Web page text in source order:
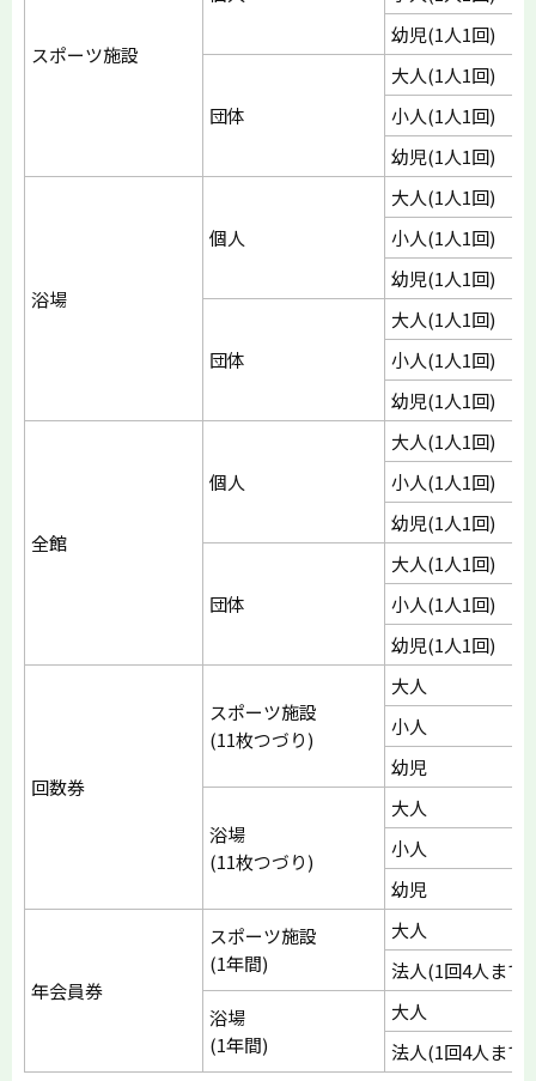
スポーツ施設
幼児(1人1回)
団体
大人(1人1回)
小人(1人1回)
幼児(1人1回)
浴場
個人
大人(1人1回)
小人(1人1回)
幼児(1人1回)
団体
大人(1人1回)
小人(1人1回)
幼児(1人1回)
全館
個人
大人(1人1回)
小人(1人1回)
幼児(1人1回)
団体
大人(1人1回)
小人(1人1回)
幼児(1人1回)
回数券
スポーツ施設
(11枚つづり)
大人
小人
幼児
浴場
(11枚つづり)
大人
小人
幼児
年会員券
スポーツ施設
(1年間)
大人
法人(1回4人まで)
浴場
(1年間)
大人
法人(1回4人まで)